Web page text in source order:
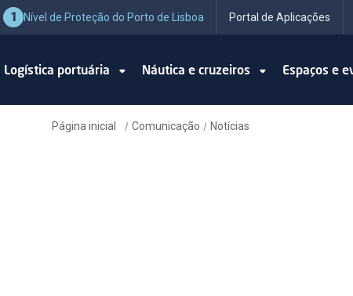
1 Nível de Proteção do Porto de Lisboa Portal de Aplicações
Logística portuária Náutica e cruzeiros Espaços e
Página inicial / Comunicação / Notícias